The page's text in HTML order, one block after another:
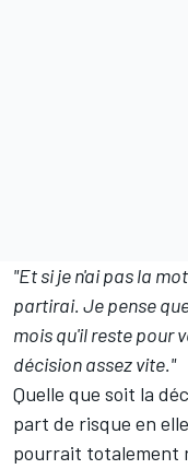
"Et si je n'ai pas la
partirai. Je pense
mois qu'il reste pour
décision assez vite."
Quelle que soit la
part de risque en
pourrait totalement